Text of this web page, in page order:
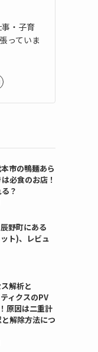
・子育
っていま
本市の鴨麺あら
必食のお店！
？
辰野町にある
ト)、レビュ
解析と
ィクスのPV
原因は二重計
解除方法につ